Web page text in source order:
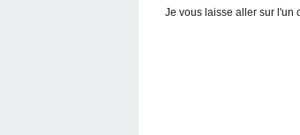
Je vous laisse aller sur l'un